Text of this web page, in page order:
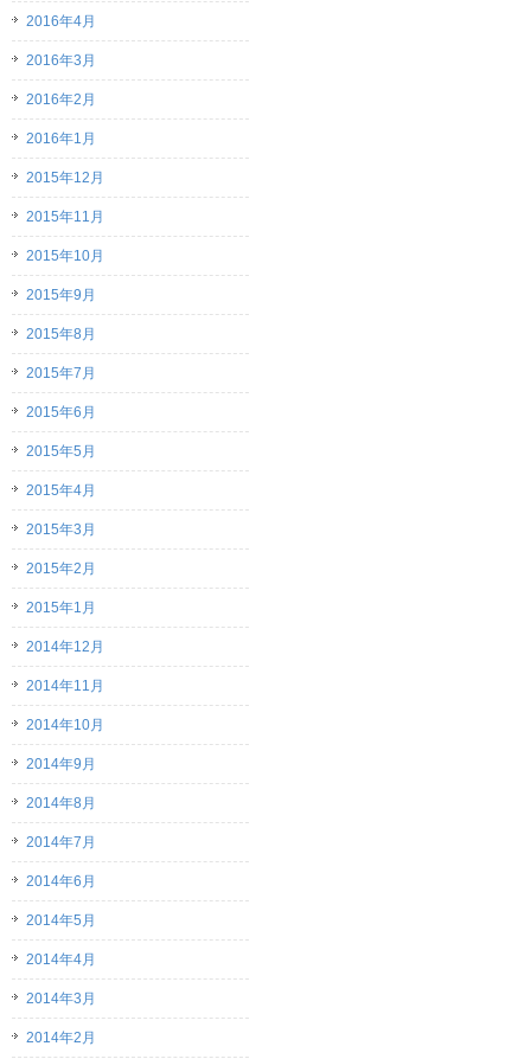
2016年4月
2016年3月
2016年2月
2016年1月
2015年12月
2015年11月
2015年10月
2015年9月
2015年8月
2015年7月
2015年6月
2015年5月
2015年4月
2015年3月
2015年2月
2015年1月
2014年12月
2014年11月
2014年10月
2014年9月
2014年8月
2014年7月
2014年6月
2014年5月
2014年4月
2014年3月
2014年2月